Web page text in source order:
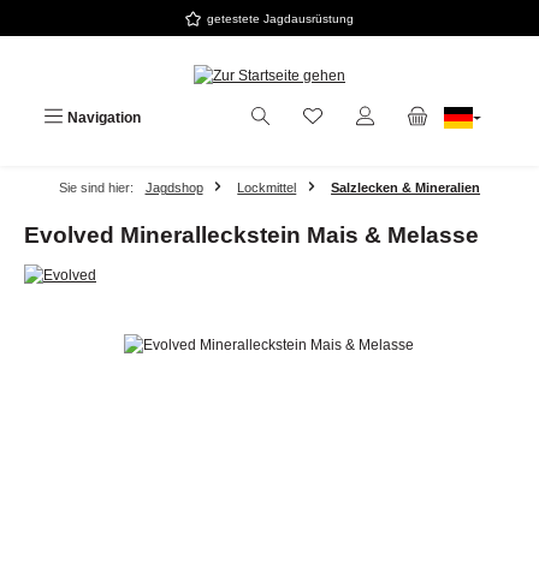
getestete Jagdausrüstung
Navigation
Sie sind hier: Jagdshop Lockmittel Salzlecken & Mineralien
Evolved Mineralleckstein Mais & Melasse
Bildergalerie überspringen